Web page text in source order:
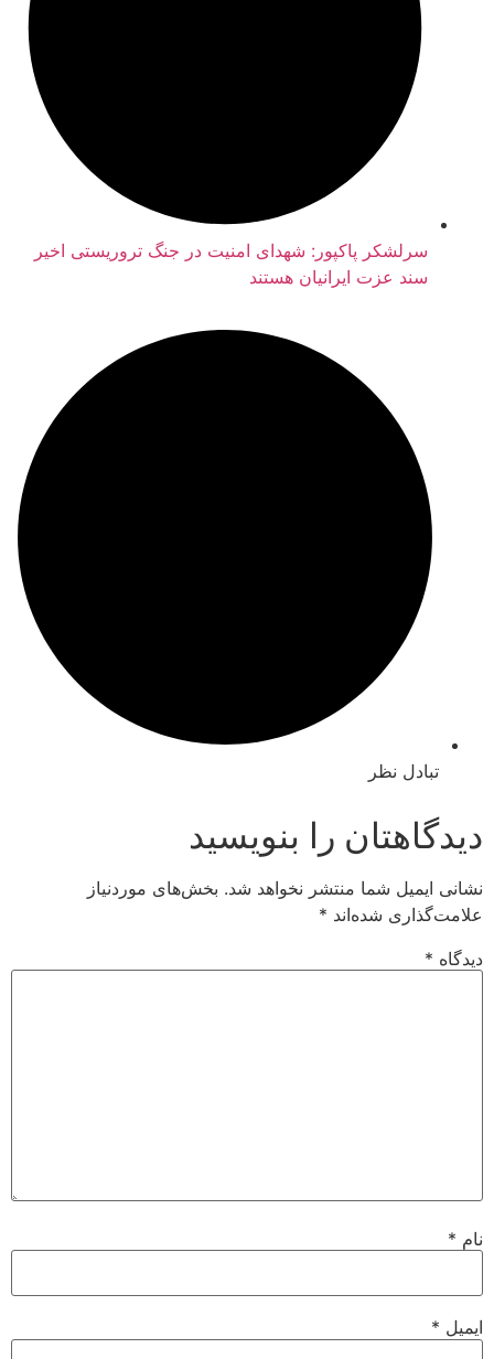
پاکپور: شهدای امنیت در جنگ تروریستی اخیر
عزت ایرانیان هستند
نظر
را بنویسید
شما منتشر نخواهد شد. بخش‌های موردنیاز
شده‌اند*